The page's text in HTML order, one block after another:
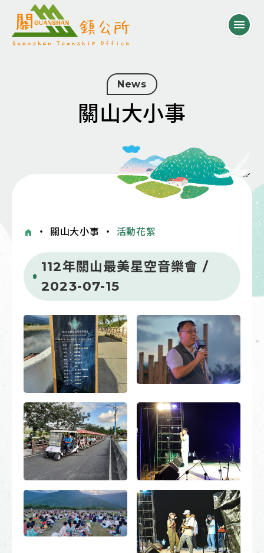
News
關山大小事
・ 關山大小事 ・ 活動花絮
112年關山最美星空音樂會 /
2023-07-15